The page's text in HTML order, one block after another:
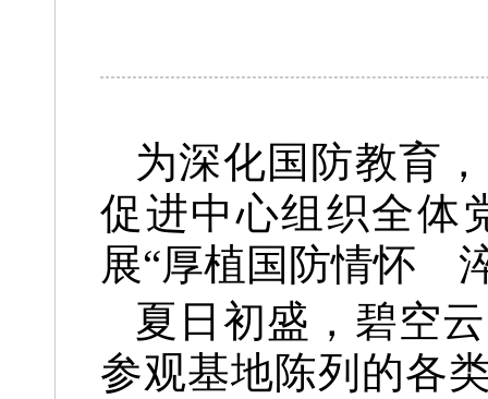
为深化国防教育
促进中心组织全体
展“厚植国防情怀
夏日初盛，碧空
参观基地陈列的各